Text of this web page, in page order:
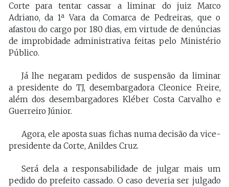
Corte para tentar cassar a liminar do juiz Marco
Adriano, da 1ª Vara da Comarca de Pedreiras, que o
afastou do cargo por 180 dias, em virtude de denúncias
de improbidade administrativa feitas pelo Ministério
Público.
Já lhe negaram pedidos de suspensão da liminar
a presidente do TJ, desembargadora Cleonice Freire,
além dos desembargadores Kléber Costa Carvalho e
Guerreiro Júnior.
Agora, ele aposta suas fichas numa decisão da vice-
presidente da Corte, Anildes Cruz.
Será dela a responsabilidade de julgar mais um
pedido do prefeito cassado. O caso deveria ser julgado